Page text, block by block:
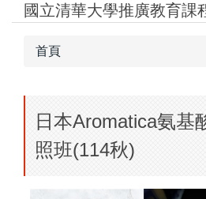
國立清華大學推廣教育課
首頁
日本Aromatica氨基
照班(114秋)